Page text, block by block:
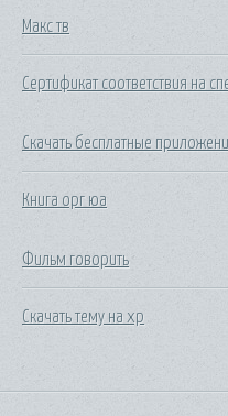
Макс тв
Сертификат соответствия на
Скачать бесплатные
Книга орг юа
Фильм говорить
Скачать тему на хр